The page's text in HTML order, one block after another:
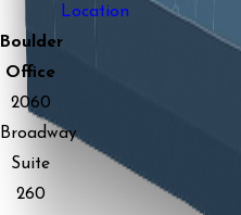
Location
Boulder
Office
2060
Broadway
Suite
260